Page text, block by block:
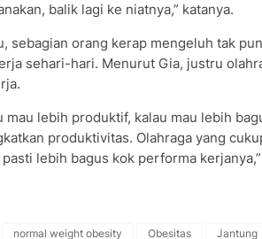
balik lagi ke niatnya,” katanya.
sebagian orang kerap mengeluh tak
sehari-hari. Menurut Gia, justru
mau lebih produktif, kalau mau lebih
produktivitas. Olahraga yang
lebih bagus kok performa
normal weight obesity Obesitas Jantung